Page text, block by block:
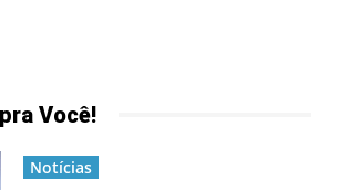
Você!
Notícias